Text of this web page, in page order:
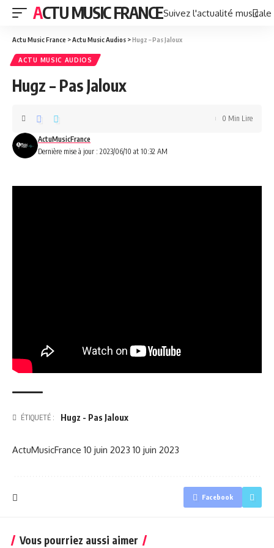
ACTU MUSIC FRANCESuivez l'actualité
Actu Music France >Actu Music Audios >Hugz – Pas Jaloux
ACTU MUSIC AUDIOS
Hugz – Pas Jaloux
Dernière mise à jour : 2023/06/10 at 10:32 AM
ActuMusicFrance
0 Min Lire
ÉTIQUETÉ : Hugz - Pas Jaloux
ActuMusicFrance 10 juin 2023 10 juin 2023
Facebook
Vous pourriez aussi aimer